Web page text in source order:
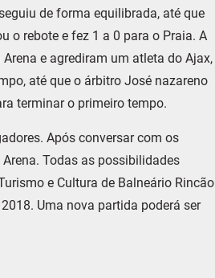
de forma equilibrada, até que
o rebote e fez 1 a 0 para o Praia. A
e agrediram um atleta do Ajax,
até que o árbitro José nazareno
terminar o primeiro tempo.
Após conversar com os
Todas as possibilidades
e Cultura de Balneário Rincão
Uma nova partida poderá ser